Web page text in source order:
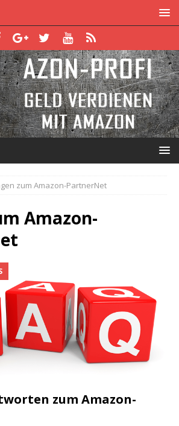
zum Amazon-PartnerNet
Amazon-
zum Amazon-